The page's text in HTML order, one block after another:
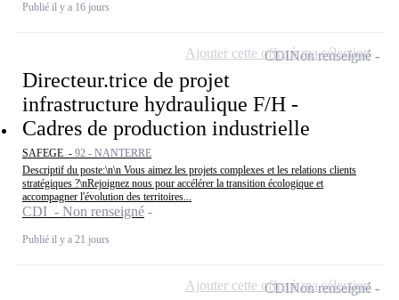
Publié il y a 16 jours
Directeur.trice de projet
infrastructure hydraulique F/H -
Cadres de production industrielle
SAFEGE - 92 - NANTERRE
Descriptif du poste:\n\n Vous aimez les projets complexes et les relations clients
stratégiques ?\nRejoignez nous pour accélérer la transition écologique et
accompagner l'évolution des territoires...
CDI - Non renseigné
Publié il y a 21 jours
CDINon renseigné
Ajouter cette offre à ma sélection
CDINon renseigné
Ajouter cette offre à ma sélection